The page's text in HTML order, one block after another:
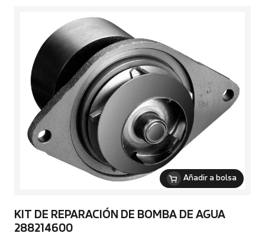
Añadir a bolsa
KIT DE REPARACIÓN DE BOMBA DE AGUA
288214600